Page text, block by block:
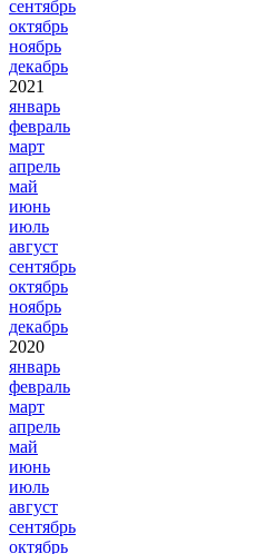
сентябрь
октябрь
ноябрь
декабрь
2021
январь
февраль
март
апрель
май
июнь
июль
август
сентябрь
октябрь
ноябрь
декабрь
2020
январь
февраль
март
апрель
май
июнь
июль
август
сентябрь
октябрь